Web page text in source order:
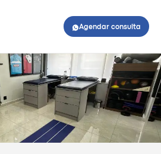
Agendar consulta